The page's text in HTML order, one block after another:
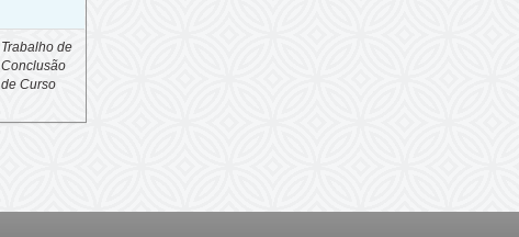
Trabalho de
Conclusão
de Curso